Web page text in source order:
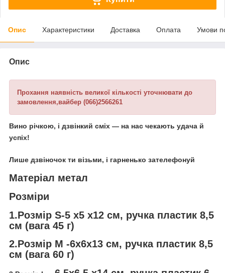
Опис Характеристики Доставка Оплата Умови
Опис
Прохання наявність великої кількості уточнювати до
замовлення,вайбер (066)2566261
Вино річкою, і дзвінкий сміх — на нас чекають удача й
успіх!
Лише дзвіночок ти візьми, і гарненько зателефонуй
Матеріал метал
Розміри
1.Розмір S-5 х5 х12 см, ручка пластик 8,5
см (вага 45 г)
2.Розмір М -6х6х13 см, ручка пластик 8,5
см (вага 60 г)